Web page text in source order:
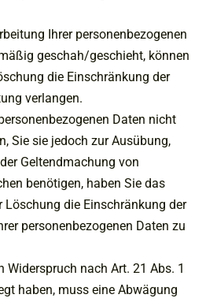
Ihrer personenbezogenen
geschah/geschieht, können
die Einschränkung der
verlangen.
Daten nicht
Sie sie jedoch zur Ausübung,
Geltendmachung von
benötigen, haben Sie das
Löschung die Einschränkung der
personenbezogenen Daten zu
Widerspruch nach Art. 21 Abs. 1
haben, muss eine Abwägung